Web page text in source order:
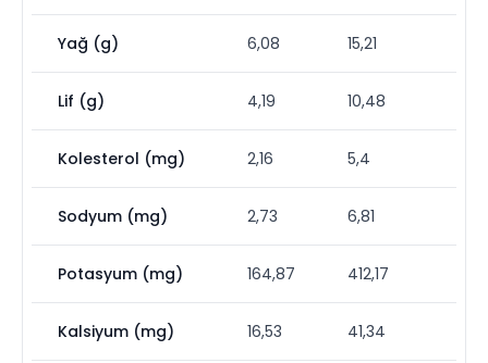
Yağ (g) 6,08 15,21
Lif (g) 4,19 10,48
Kolesterol (mg) 2,16 5,4
Sodyum (mg) 2,73 6,81
Potasyum (mg) 164,87 412,17
Kalsiyum (mg) 16,53 41,34